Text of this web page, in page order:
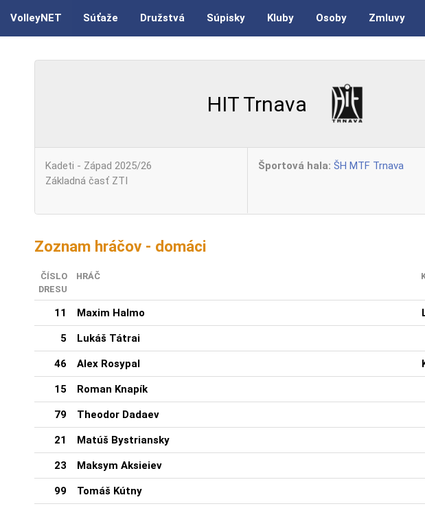
VolleyNET Súťaže Družstvá Súpisky Kluby Osoby Zmluvy
HIT Trnava
Kadeti - Západ 2025/26
Základná časť ZTI
Športová hala: ŠH MTF Trnava
Zoznam hráčov - domáci
ČÍSLO
DRESU
HRÁČ
11 Maxim Halmo
5 Lukáš Tátrai
46 Alex Rosypal
15 Roman Knapík
79 Theodor Dadaev
21 Matúš Bystriansky
23 Maksym Aksieiev
99 Tomáš Kútny